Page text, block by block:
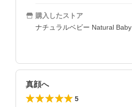
購入したストア
ナチュラルベビー Natural Baby
真顔へ
5